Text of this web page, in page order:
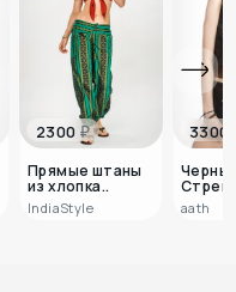
2300 ₽
Прямые штаны
из хлопка..
IndiaStyle
3300
аath